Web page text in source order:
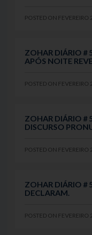
POSTED ON FEVEREIRO
ZOHAR DIÁRIO #
APÓS NOITE
POSTED ON FEVEREIRO
ZOHAR DIÁRIO #
DISCURSO
POSTED ON FEVEREIRO
ZOHAR DIÁRIO #
DECLARAM.
POSTED ON FEVEREIRO